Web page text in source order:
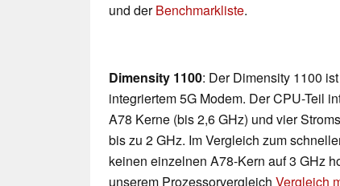
und derBenchmarkliste.
Dimensity 1100: Der Dimensity 1100
integriertem 5G Modem. Der CPU-Teil
A78 Kerne (bis 2,6 GHz) und vier
bis zu 2 GHz. Im Vergleich zum
keinen einzelnen A78-Kern auf 3 GHz
unserem Prozessorvergleich Vergleich